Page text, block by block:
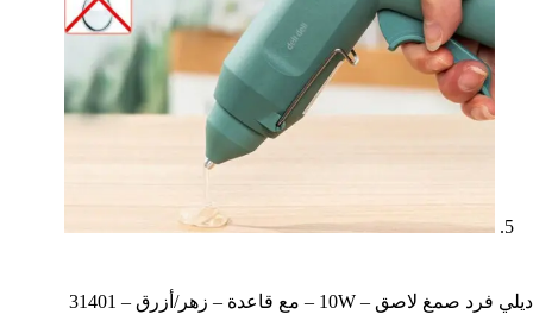
ديلي فرد صمغ لاصق – 10W – مع قاعدة – زهر/أزرق – 31401